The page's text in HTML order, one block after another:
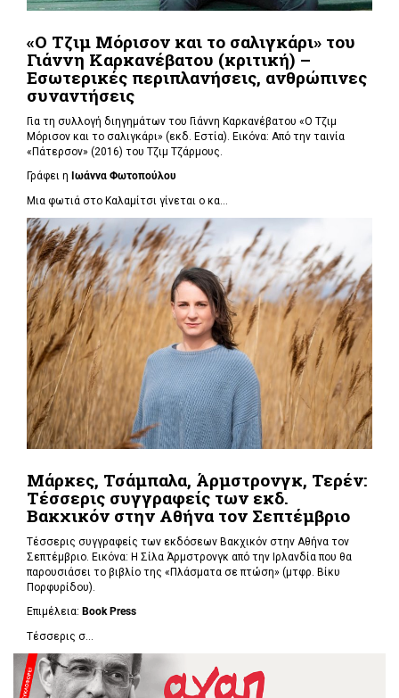
«Ο Τζιμ Μόρισον και το σαλιγκάρι» του
Γιάννη Καρκανέβατου (κριτική) –
Εσωτερικές περιπλανήσεις, ανθρώπινες
συναντήσεις
Για τη συλλογή διηγημάτων του Γιάννη Καρκανέβατου «Ο Τζιμ
Μόρισον και το σαλιγκάρι» (εκδ. Εστία). Εικόνα: Από την ταινία
«Πάτερσον» (2016) του Τζιμ Τζάρμους.
Γράφει η Ιωάννα Φωτοπούλου
Μια φωτιά στο Καλαμίτσι γίνεται ο κα...
Μάρκες, Τσάμπαλα, Άρμστρονγκ, Τερέν:
Τέσσερις συγγραφείς των εκδ.
Βακχικόν στην Αθήνα τον Σεπτέμβριο
Τέσσερις συγγραφείς των εκδόσεων Βακχικόν στην Αθήνα τον
Σεπτέμβριο. Εικόνα: Η Σίλα Άρμστρονγκ από την Ιρλανδία που θα
παρουσιάσει το βιβλίο της «Πλάσματα σε πτώση» (μτφρ. Βίκυ
Πορφυρίδου).
Επιμέλεια: Book Press
Τέσσερις σ...